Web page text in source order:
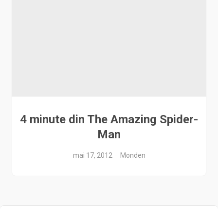
4 minute din The Amazing Spider-
Man
mai 17, 2012 Monden